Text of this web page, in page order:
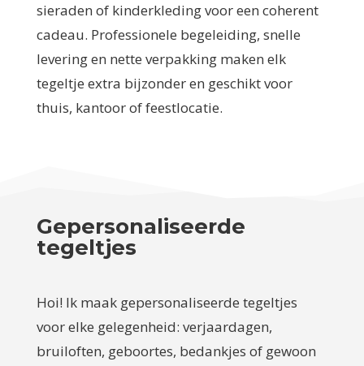
sieraden of kinderkleding voor een coherent
cadeau. Professionele begeleiding, snelle
levering en nette verpakking maken elk
tegeltje extra bijzonder en geschikt voor
thuis, kantoor of feestlocatie.
Gepersonaliseerde
tegeltjes
Hoi! Ik maak gepersonaliseerde tegeltjes
voor elke gelegenheid: verjaardagen,
bruiloften, geboortes, bedankjes of gewoon